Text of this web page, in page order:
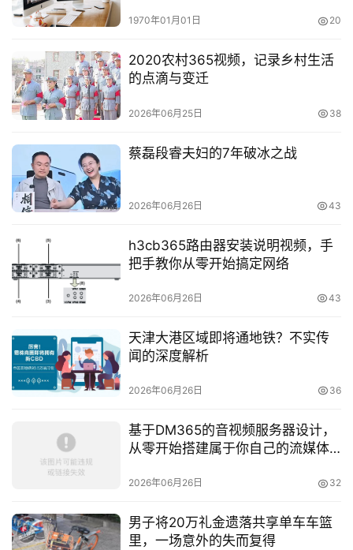
1970年01月01日 20
2020农村365视频，记录乡村生活
的点滴与变迁
2026年06月25日 38
蔡磊段睿夫妇的7年破冰之战
2026年06月26日 43
h3cb365路由器安装说明视频，手
把手教你从零开始搞定网络
2026年06月26日 43
天津大港区域即将通地铁？不实传
闻的深度解析
2026年06月26日 36
基于DM365的音视频服务器设计，
从零开始搭建属于你自己的流媒体
2026年06月26日 32
男子将20万礼金遗落共享单车车篮
里，一场意外的失而复得